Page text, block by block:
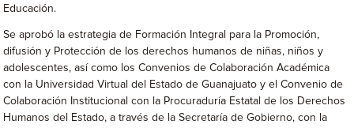
Educación.
Se aprobó la estrategia de Formación Integral para la Promoción,
difusión y Protección de los derechos humanos de niñas, niños y
adolescentes, así como los Convenios de Colaboración Académica
con la Universidad Virtual del Estado de Guanajuato y el Convenio de
Colaboración Institucional con la Procuraduría Estatal de los Derechos
Humanos del Estado, a través de la Secretaría de Gobierno, con la